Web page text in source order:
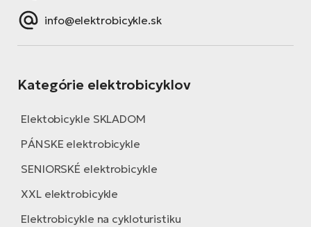
info@elektrobicykle.sk
Kategórie elektrobicyklov
Elektobicykle SKLADOM
PÁNSKE elektrobicykle
SENIORSKÉ elektrobicykle
XXL elektrobicykle
Elektrobicykle na cykloturistiku